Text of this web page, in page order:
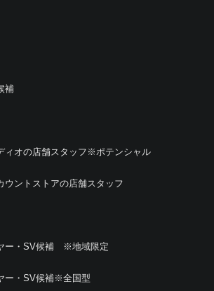
補
ィオの店舗スタッフ※ポテンシャル
ウントストアの店舗スタッフ
ー・SV候補 ※地域限定
ー・SV候補※全国型